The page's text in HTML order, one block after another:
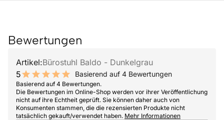
Bewertungen
Artikel:Bürostuhl Baldo - Dunkelgrau
5
10 out of 10 stars
Basierend auf 4 Bewertungen
Basierend auf 4 Bewertungen.
Die Bewertungen im Online-Shop werden vor ihrer Veröffentlichung
nicht auf ihre Echtheit geprüft. Sie können daher auch von
Konsumenten stammen, die die rezensierten Produkte nicht
tatsächlich gekauft/verwendet haben. Mehr Informationen